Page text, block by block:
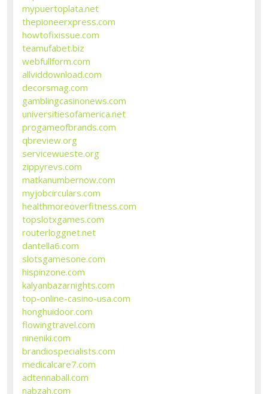
mypuertoplata.net
thepioneerxpress.com
howtofixissue.com
teamufabet.biz
webfullform.com
allviddownload.com
decorsmag.com
gamblingcasinonews.com
universitiesofamerica.net
progameofbrands.com
qbreview.org
servicewueste.org
zippyrevs.com
matkanumbernow.com
myjobcirculars.com
healthmoreoverfitness.com
topslotxgames.com
routerloggnet.net
dantella6.com
slotsgamesone.com
hispinzone.com
kalyanbazarnights.com
top-online-casino-usa.com
honghuidoor.com
flowingtravel.com
nineniki.com
brandiospecialists.com
medicalcare7.com
adtennaball.com
nabzah.com